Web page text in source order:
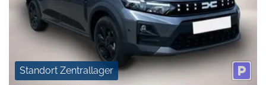
Standort Zentrallager